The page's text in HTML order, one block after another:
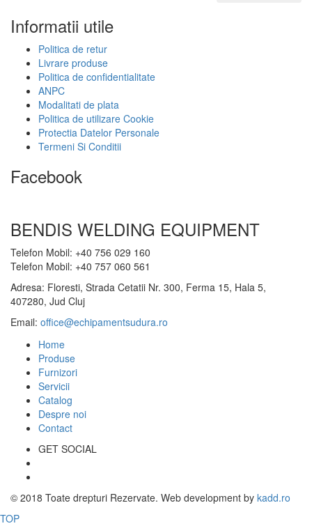
Informatii utile
Politica de retur
Livrare produse
Politica de confidentialitate
ANPC
Modalitati de plata
Politica de utilizare Cookie
Protectia Datelor Personale
Termeni Si Conditii
Facebook
BENDIS WELDING EQUIPMENT
Telefon Mobil: +40 756 029 160
Telefon Mobil: +40 757 060 561
Adresa: Floresti, Strada Cetatii Nr. 300, Ferma 15, Hala 5,
407280, Jud Cluj
Email: office@echipamentsudura.ro
Home
Produse
Furnizori
Servicii
Catalog
Despre noi
Contact
GET SOCIAL
© 2018 Toate drepturi Rezervate. Web development by kadd.ro
TOP